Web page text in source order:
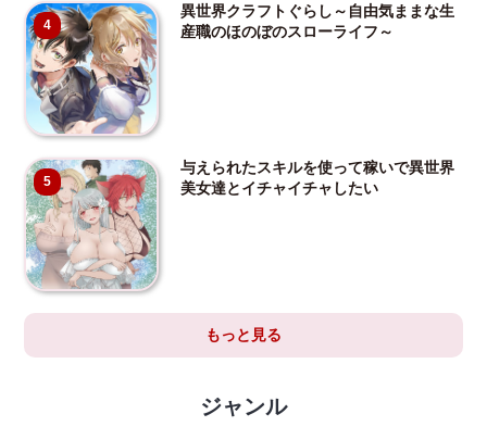
4
異世界クラフトぐらし～自由気ままな生
産職のほのぼのスローライフ～
5
与えられたスキルを使って稼いで異世界
美女達とイチャイチャしたい
もっと見る
ジャンル